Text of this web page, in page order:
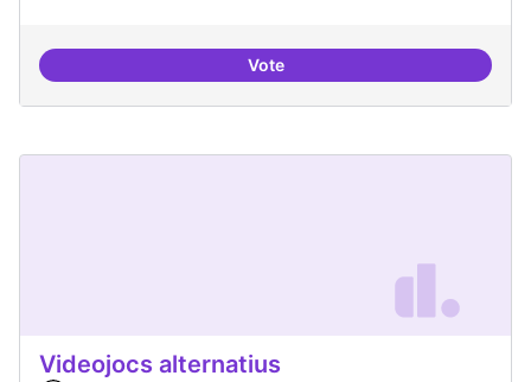
VotePresència internacional
Videojocs alternatius